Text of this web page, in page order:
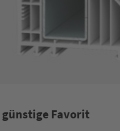
Favorit